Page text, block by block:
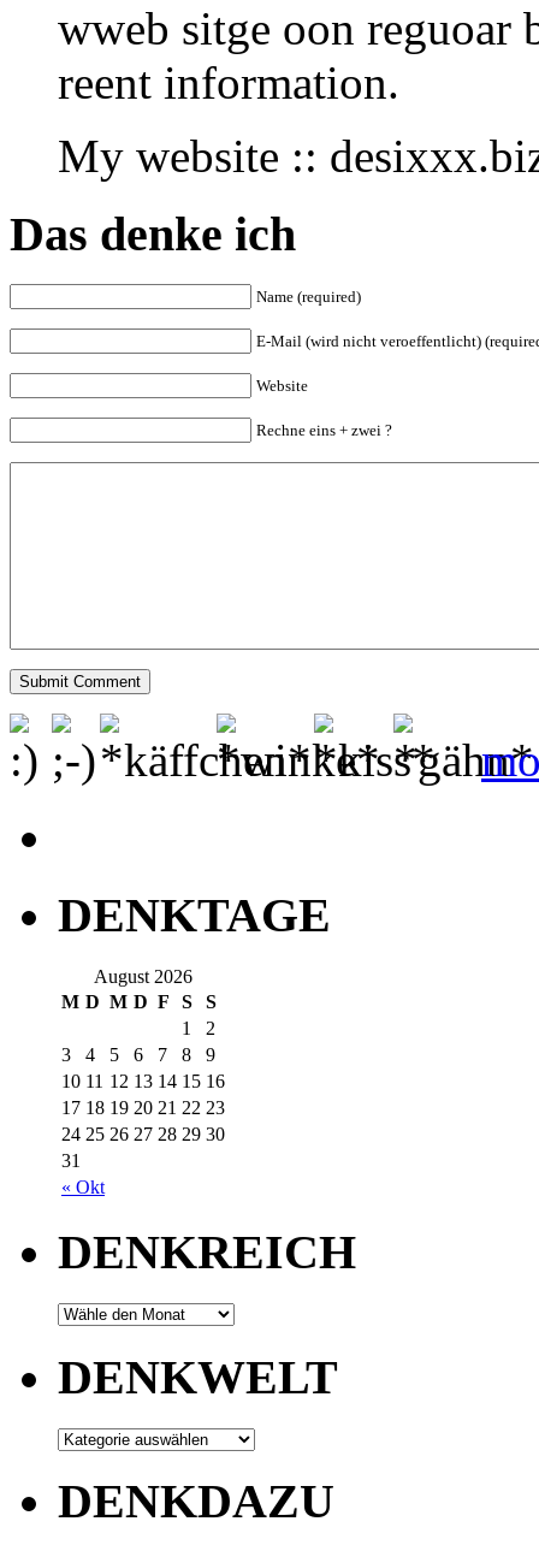
wweb sitge oon reguoar
reent information.
My website ::
Das denke ich
Name (required)
E-Mail (wird nicht veroeffentlicht)
Website
Rechne eins + zwei ?
DENKTAGE
August 2026
M D M D F S S
« Okt
1
2
3
4 5 6 7 8
9
10 11 12 13 14 15 16
17 18 19 20 21 22 23
24 25 26 27 28 29 30
31
DENKREICH
DENKWELT
DENKDAZU